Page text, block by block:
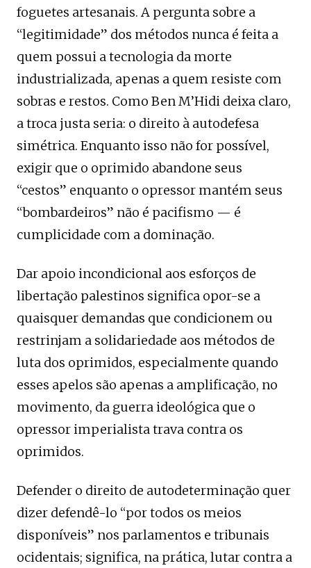
foguetes artesanais. A pergunta sobre a
“legitimidade” dos métodos nunca é feita a
quem possui a tecnologia da morte
industrializada, apenas a quem resiste com
sobras e restos. Como Ben M’Hidi deixa claro,
a troca justa seria: o direito à autodefesa
simétrica. Enquanto isso não for possível,
exigir que o oprimido abandone seus
“cestos” enquanto o opressor mantém seus
“bombardeiros” não é pacifismo — é
cumplicidade com a dominação.
Dar apoio incondicional aos esforços de
libertação palestinos significa opor-se a
quaisquer demandas que condicionem ou
restrinjam a solidariedade aos métodos de
luta dos oprimidos, especialmente quando
esses apelos são apenas a amplificação, no
movimento, da guerra ideológica que o
opressor imperialista trava contra os
oprimidos.
Defender o direito de autodeterminação quer
dizer defendê-lo “por todos os meios
disponíveis” nos parlamentos e tribunais
ocidentais; significa, na prática, lutar contra a